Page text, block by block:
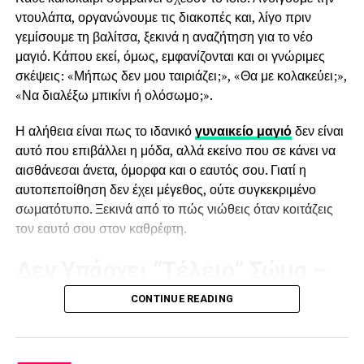
Μερικά από τα υλικά που κυριάρχησαν στις μοναδικές του
δημιουργίες ήταν η οργάντζα, το μαλλί, το τούλι και το
μετάξι . Το make up που χρησιμοποιήθηκε ήταν και αυτό
talk of the town , ήθελαν να δώσουν μια όψη μαριονέτας-
πορσελάνινης κούκλας και κατά την γνώμη μου πιο
εύστοχο make up δεν θα μπορούσε να ήταν.
Είναι ένα show που πρέπει να δείτε. Είναι ένα show που
ντουλάπα, οργανώνουμε τις διακοπές και, λίγο πριν
γεμίσουμε τη βαλίτσα, ξεκινά η αναζήτηση για το νέο
μαγιό. Κάπου εκεί, όμως, εμφανίζονται και οι γνώριμες
σκέψεις: «Μήπως δεν μου ταιριάζει;», «Θα με κολακεύει;»,
«Να διαλέξω μπικίνι ή ολόσωμο;».
Η αλήθεια είναι πως το ιδανικόγυναικείο μαγιόδεν είναι
αυτό που επιβάλλει η μόδα, αλλά εκείνο που σε κάνει να
αισθάνεσαι άνετα, όμορφα και ο εαυτός σου. Γιατί η
αυτοπεποίθηση δεν έχει μέγεθος, ούτε συγκεκριμένο
σωματότυπο. Ξεκινά από το πώς νιώθεις όταν κοιτάζεις
τον εαυτό σου στον καθρέφτη.
Υπάρχει το Κατάλληλο Μαγιό
Τα τελευταία χρόνια, η μόδα κάνει ένα σημαντικό βήμα
CONTINUE READING